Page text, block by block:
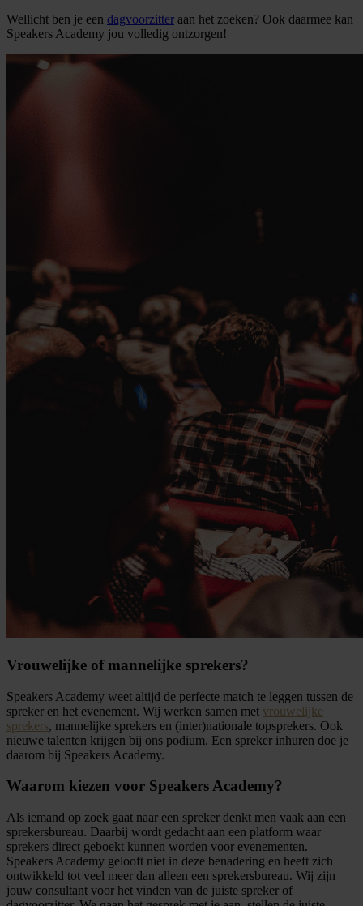
Wellicht ben je een dagvoorzitter aan het zoeken? Ook daarmee kan
Speakers Academy jou volledig ontzorgen!
Vrouwelijke of mannelijke sprekers?
Speakers Academy weet altijd de perfecte match te leggen tussen de
spreker en het evenement. Wij werken samen met vrouwelijke
sprekers, mannelijke sprekers en (inter)nationale topsprekers. Ook
nieuwe talenten krijgen bij ons podium. Een spreker inhuren doe je
daarom bij Speakers Academy.
Waarom kiezen voor Speakers Academy?
Als iemand op zoek gaat naar een spreker denkt men vaak aan een
sprekersbureau. Daarbij wordt gedacht aan een platform waar
sprekers direct geboekt kunnen worden voor evenementen.
Speakers Academy gelooft niet in deze benadering en heeft zich
ontwikkeld tot veel meer dan alleen een sprekersbureau. Wij zijn
jouw consultant voor het vinden van de juiste spreker of